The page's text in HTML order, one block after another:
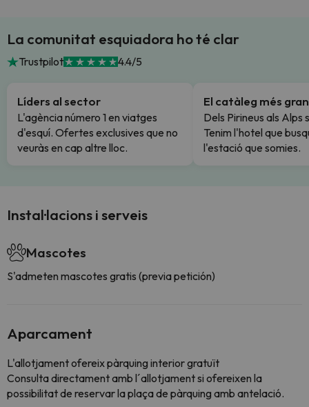
La comunitat esquiadora ho té clar
Trustpilot 4.4/5
Líders al sector
L'agència número 1 en viatges
d'esquí. Ofertes exclusives que no
veuràs en cap altre lloc.
El catàleg més gran
Dels Pirineus als Alps
Tenim l'hotel que
l'estació que somies.
Instal·lacions i serveis
Mascotes
S'admeten mascotes gratis (previa petición)
Aparcament
L'allotjament ofereix pàrquing interior gratuït
Consulta directament amb l´allotjament si ofereixen la
possibilitat de reservar la plaça de pàrquing amb antelació.